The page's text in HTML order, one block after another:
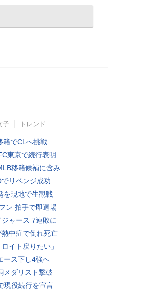
子 トレンド
籍でCLへ挑戦
東京で続行表明
移籍候補に含み
リベンジ成功
を現地で生観戦
ン 拍手で即退場
ャース 7連敗に
中症で倒れ死亡
イト戻りたい」
ース下し4強へ
メダリスト撃破
現役続行を宣言